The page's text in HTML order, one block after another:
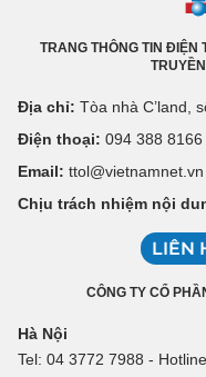
TRANG THÔNG TIN ĐIỆN
Địa chỉ: Tòa nhà C’land,
Điện thoại: 094 388 8166
Email: ttol@vietnamnet.vn
Chịu trách nhiệm nội
LIÊN
CÔNG TY CỔ
Hà Nội
Tel: 04 3772 7988 -